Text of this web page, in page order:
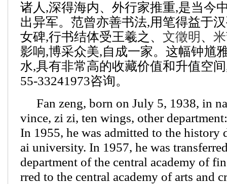
诸人,深得海内、外行家推重,是当今
出异军。范曾亦善书法,用笔得益于
女碑,行书结体受王羲之、 文徵明 、
影响,博采众美,自成一家。 这幅钟馗
水,具有非常高的收藏价值和升值空
55-33241973咨询。
Fan zeng, born on July 5, 1938, in
vince, zi zi, ten wings, other
In 1955, he was admitted to the history
ai university. In 1957, he was
department of the central academy of
rred to the central academy of arts and